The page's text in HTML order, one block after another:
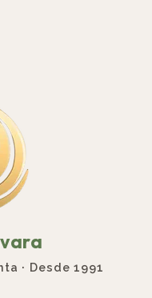
· Desde 1991